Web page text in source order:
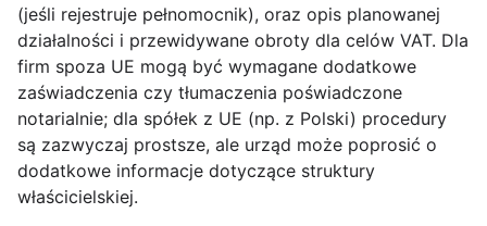
(jeśli rejestruje pełnomocnik), oraz opis planowanej
działalności i przewidywane obroty dla celów VAT. Dla
firm spoza UE mogą być wymagane dodatkowe
zaświadczenia czy tłumaczenia poświadczone
notarialnie; dla spółek z UE (np. z Polski) procedury
są zazwyczaj prostsze, ale urząd może poprosić o
dodatkowe informacje dotyczące struktury
właścicielskiej.